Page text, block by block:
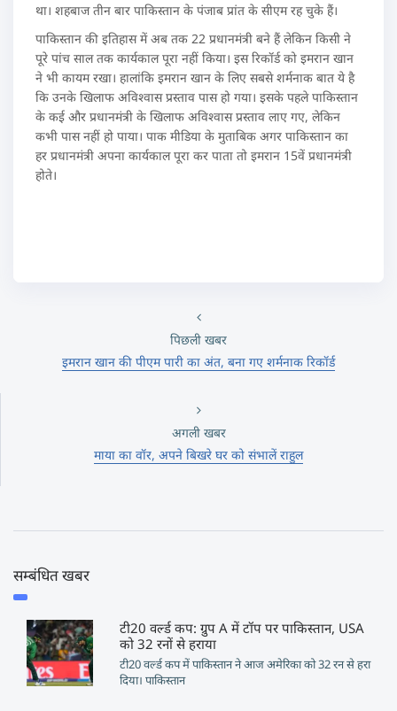
था। शहबाज तीन बार पाकिस्तान के पंजाब प्रांत के सीएम रह चुके हैं।
पाकिस्तान की इतिहास में अब तक 22 प्रधानमंत्री बने हैं लेकिन किसी ने
पूरे पांच साल तक कार्यकाल पूरा नहीं किया। इस रिकॉर्ड को इमरान खान
ने भी कायम रखा। हालांकि इमरान खान के लिए सबसे शर्मनाक बात ये है
कि उनके खिलाफ अविश्वास प्रस्ताव पास हो गया। इसके पहले पाकिस्तान
के कई और प्रधानमंत्री के खिलाफ अविश्वास प्रस्ताव लाए गए, लेकिन
कभी पास नहीं हो पाया। पाक मीडिया के मुताबिक अगर पाकिस्तान का
हर प्रधानमंत्री अपना कार्यकाल पूरा कर पाता तो इमरान 15वें प्रधानमंत्री
होते।
पिछली खबर
इमरान खान की पीएम पारी का अंत, बना गए शर्मनाक रिकॉर्ड
अगली खबर
माया का वॉर, अपने बिखरे घर को संभालें राहुल
सम्बंधित खबर
टी20 वर्ल्ड कप: ग्रुप A में टॉप पर पाकिस्तान, USA
को 32 रनों से हराया
टी20 वर्ल्ड कप में पाकिस्तान ने आज अमेरिका को 32 रन से हरा
दिया। पाकिस्तान